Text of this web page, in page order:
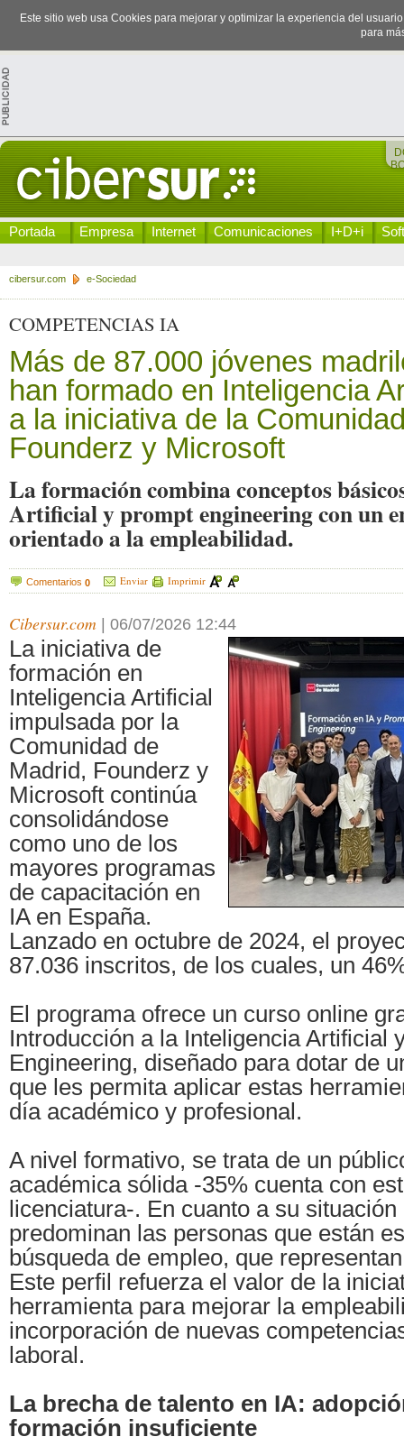
Este sitio web usa Cookies para mejorar y optimizar la experiencia del
para
Portada Empresa Internet Comunicaciones I+D+i
cibersur.com e-Sociedad
COMPETENCIAS IA
Más de 87.000 jóvenes
han formado en Inteligencia
a la iniciativa de la
Founderz y Microsoft
La formación combina conceptos
Artificial y prompt engineering con un
orientado a la empleabilidad.
Comentarios 0 Enviar Imprimir
Cibersur.com 06/07/2026 12:44
La iniciativa de
formación en
Inteligencia Artificial
impulsada por la
Comunidad de
Madrid, Founderz y
Microsoft continúa
consolidándose
como uno de los
mayores programas
de capacitación en
IA en España.
Lanzado en octubre de 2024, el
87.036 inscritos, de los cuales, un
El programa ofrece un curso online
Introducción a la Inteligencia Artificial
Engineering, diseñado para dotar de
que les permita aplicar estas
día académico y profesional.
A nivel formativo, se trata de un
académica sólida -35% cuenta con
licenciatura-. En cuanto a su
predominan las personas que están
búsqueda de empleo, que
Este perfil refuerza el valor de la
herramienta para mejorar la
incorporación de nuevas
laboral.
La brecha de talento en IA:
formación insuficiente